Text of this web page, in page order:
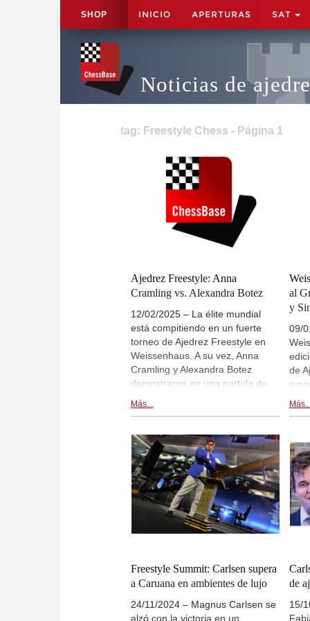
SHOP INICIO APERTURAS SAT
Noticias de
tag: Freestyle Chess - Página 1
Ajedrez Freestyle: Anna
Cramling vs. Alexandra Botez
12/02/2025 – La élite mundial
está compitiendo en un fuerte
torneo de Ajedrez Freestyle en
Weissenhaus. A su vez, Anna
Cramling y Alexandra Botez
demostraron en una partida de
ajedrez también está al alcance
ambiciones de ampliar sus
horizontes. Levon Aronian
demostró sus cualidades como
comentarista, aunque no siempre
estaba satisfecho con las jugadas
de sus jóvenes colegas.
Más...
al
y
09/
de
de
de
con
Freestyle Summit: Carlsen supera
a Caruana en ambientes de lujo
24/11/2024 – Magnus Carlsen se
alzó con la victoria en un
de
15/